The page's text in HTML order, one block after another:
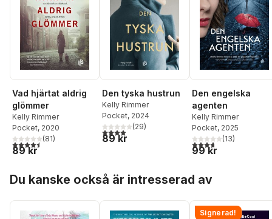
Vad hjärtat aldrig
glömmer
Kelly Rimmer
Pocket, 2020
4,5utav 5 stjärnor. Totalt antal röster:
(81)
89 kr
Den tyska hustrun
Kelly Rimmer
Pocket, 2024
3,9utav 5 stjärnor. Totalt antal röster:
(29)
89 kr
Den engelska
agenten
Kelly Rimmer
Pocket, 2025
3,7utav 5 stjärnor.
(13)
99 kr
Du kanske också är intresserad av
Signerad!